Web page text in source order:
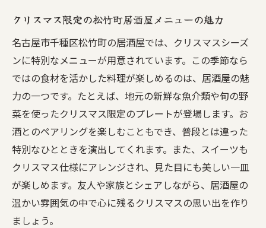
クリスマス限定の松竹町居酒屋メニューの魅力
名古屋市千種区松竹町の居酒屋では、クリスマスシーズ
ンに特別なメニューが用意されています。この季節なら
ではの食材を活かした料理が楽しめるのは、居酒屋の魅
力の一つです。たとえば、地元の新鮮な魚介類や旬の野
菜を使ったクリスマス限定のプレートが登場します。お
酒とのペアリングを楽しむこともでき、普段とは違った
特別なひとときを演出してくれます。また、スイーツも
クリスマス仕様にアレンジされ、見た目にも美しい一皿
が楽しめます。友人や家族とシェアしながら、居酒屋の
温かい雰囲気の中で心に残るクリスマスの思い出を作り
ましょう。